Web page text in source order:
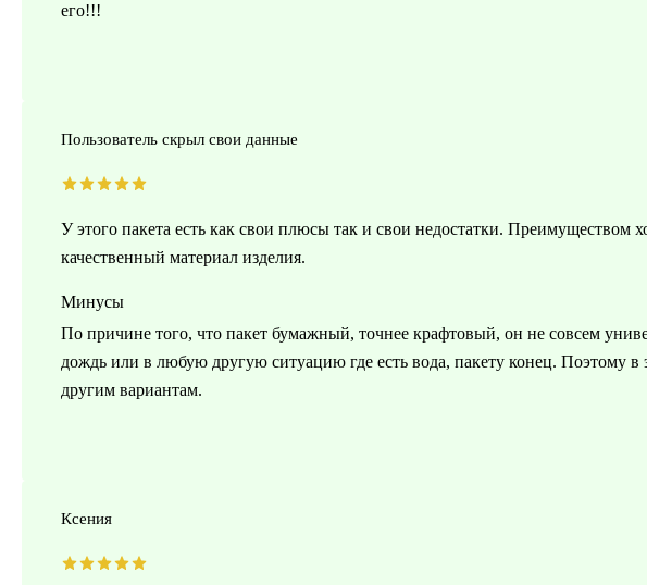
его!!!
Пользователь скрыл свои данные
У этого пакета есть как свои плюсы так и свои недостатки. Преимуществом
качественный материал изделия.
Минусы
По причине того, что пакет бумажный, точнее крафтовый, он не совсем
дождь или в любую другую ситуацию где есть вода, пакету конец. Поэтому
другим вариантам.
Ксения